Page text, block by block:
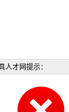
人才网提示：